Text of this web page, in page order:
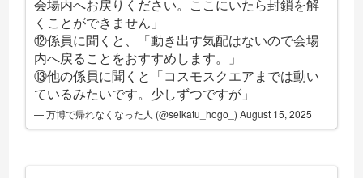
会場内へお戻りください。ここにいたら封鎖を解
くことができません」
⑫係員に聞くと、「動き出す気配はないので会場
内へ戻ることをおすすめします。」
⑬他の係員に聞くと「コスモスクエアまでは動い
ているみたいです。少しずつですが」
— 万博で帰れなくなった人 (@seikatu_hogo_)August 15, 2025